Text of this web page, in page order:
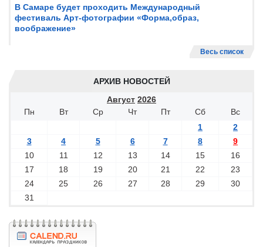
В Самаре будет проходить Международный
фестиваль Арт-фотографии «Форма,образ,
воображение»
Весь список
АРХИВ НОВОСТЕЙ
Август 2026
Пн
Вт Ср Чт Пт Сб
Вс
1
2
3
4 5 6 7 8
9
10
11 12 13 14 15
16
17
18 19 20 21 22
23
24
25 26 27 28 29
30
31